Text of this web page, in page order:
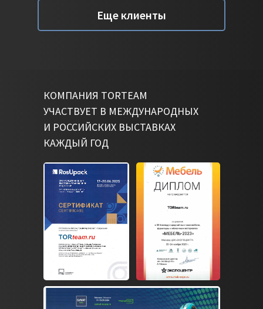
Еще клиенты
КОМПАНИЯ TORTEAM
УЧАСТВУЕТ В МЕЖДУНАРОДНЫХ
И РОССИЙСКИХ ВЫСТАВКАХ
КАЖДЫЙ ГОД